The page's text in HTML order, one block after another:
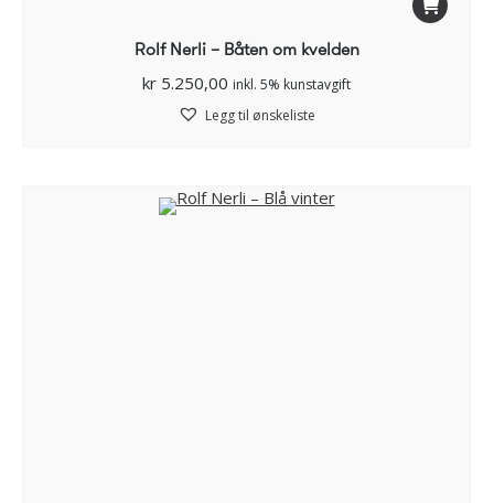
Rolf Nerli – Båten om kvelden
kr 5.250,00 inkl. 5% kunstavgift
Legg til ønskeliste